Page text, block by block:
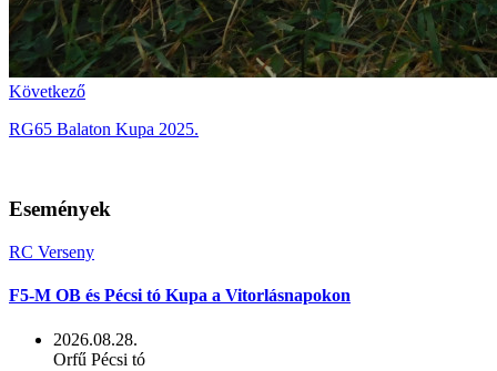
Következő
RG65 Balaton Kupa 2025.
Események
RC Verseny
F5-M OB és Pécsi tó Kupa a Vitorlásnapokon
2026.08.28.
Orfű Pécsi tó